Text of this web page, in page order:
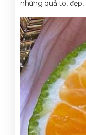
những quả to,